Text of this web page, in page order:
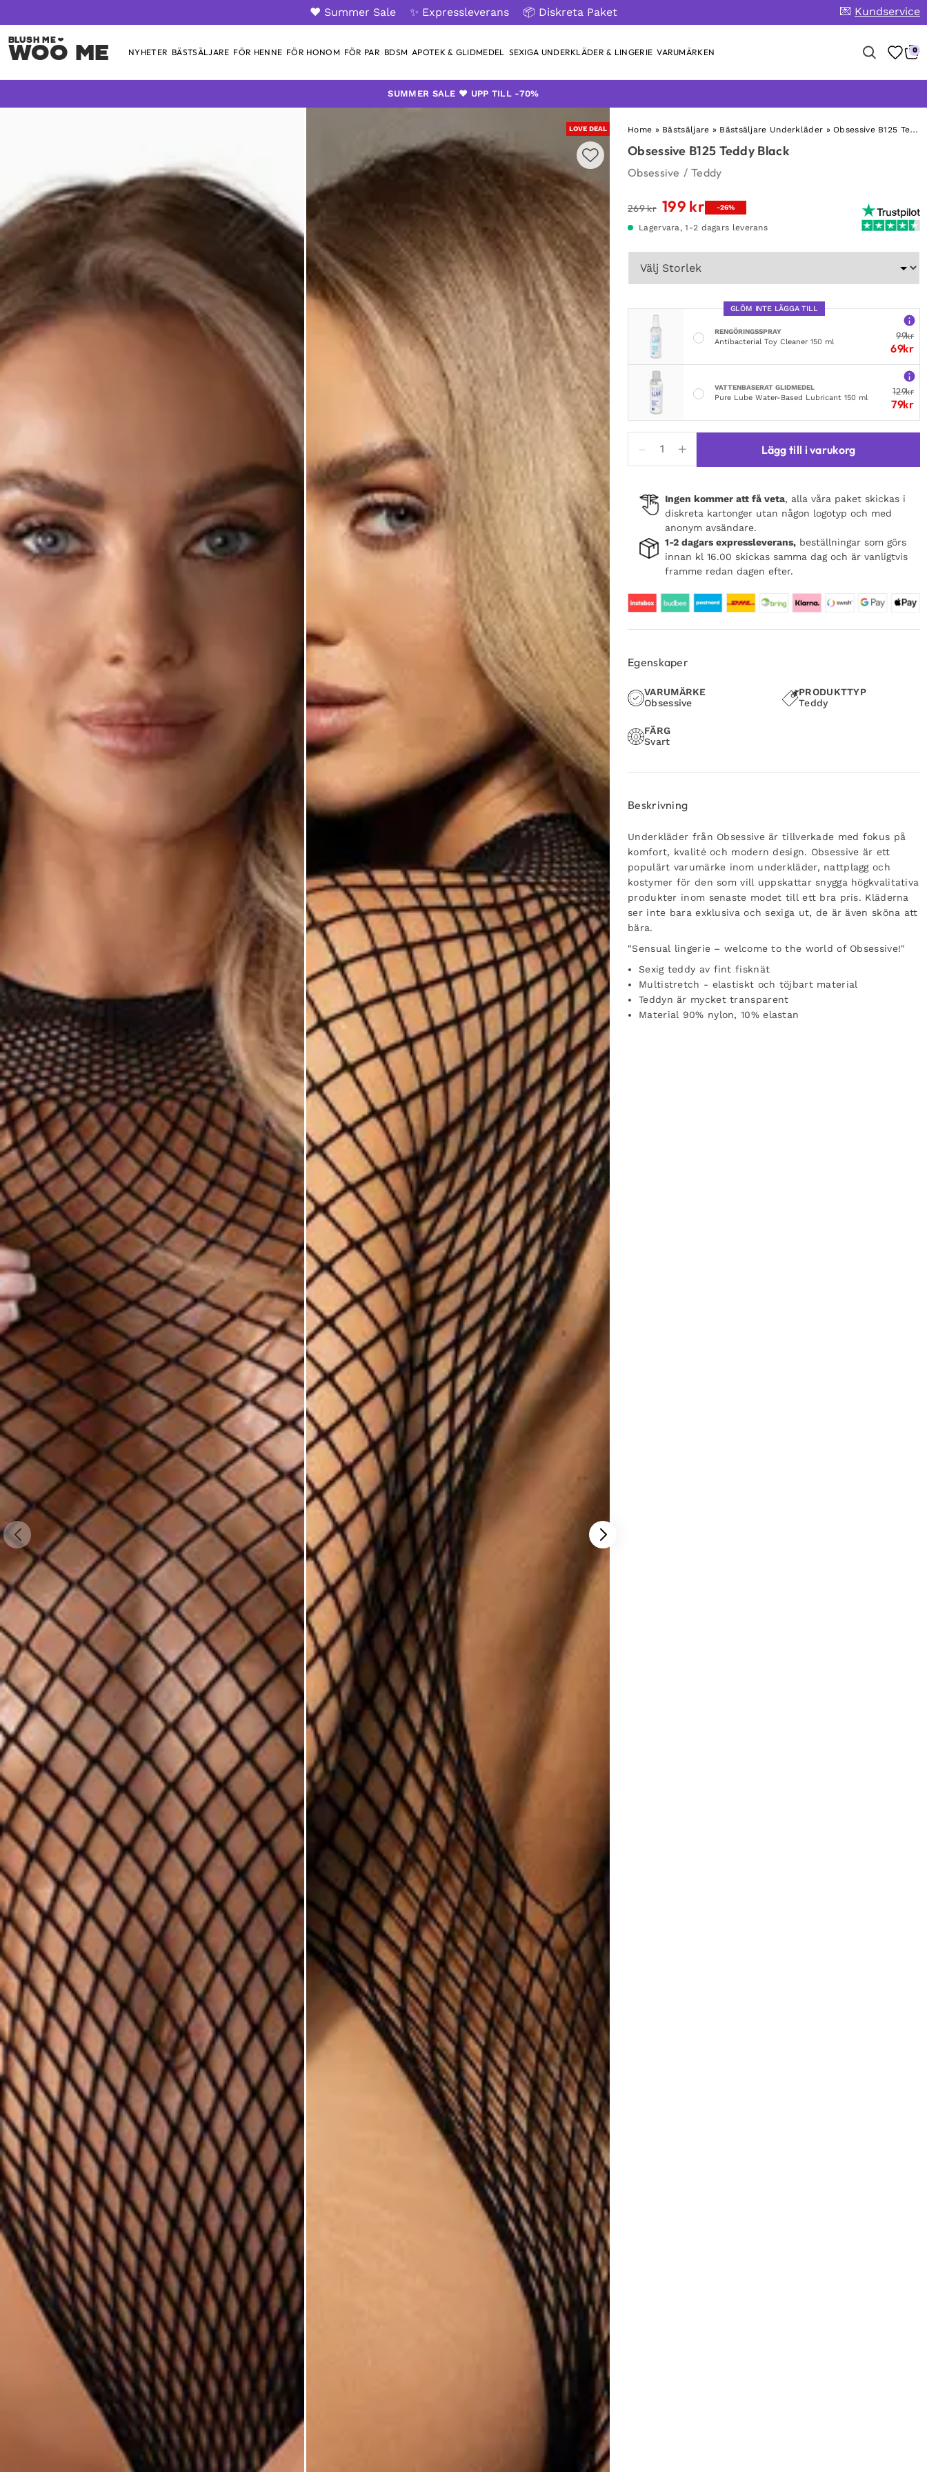
❤️ Summer Sale ✨ Expressleverans 📦 Diskreta Paket 💌 Kundservice
Woo Me NYHETER BÄSTSÄLJARE FÖR HENNE FÖR HONOM FÖR PAR BDSM APOTEK & GLIDMEDEL SEXIGA UNDERKLÄDER & LINGERIE VARUMÄRKEN 0
SUMMER SALE ❤️ UPP TILL -70%
LOVE DEAL Home » Bästsäljare » Bästsäljare Underkläder »Obsessive B125 Teddy Black
Obsessive B125 Teddy Black
Obsessive / Teddy
269kr Det
var:
269 kr.
199 krDet
priset
är:
-26%
Lagervara, 1-2 dagars leverans
GLÖM INTE LÄGGA TILL
RENGÖRINGSSPRAY
Antibacterial Toy Cleaner 150 ml
99kr
69kr
VATTENBASERAT GLIDMEDEL
Pure Lube Water-Based Lubricant 150 ml
129kr
79kr
B125
mängd
Lägg till i varukorg
Ingen kommer att få veta, alla våra paket skickas i
diskreta kartonger utan någon logotyp och med
anonym avsändare.
1-2 dagars expressleverans, beställningar som görs
innan kl 16.00 skickas samma dag och är vanligtvis
framme redan dagen efter.
Egenskaper
VARUMÄRKE
Obsessive
PRODUKTTYP
Teddy
FÄRG
Svart
Beskrivning
Underkläder från Obsessive är tillverkade med fokus på
komfort, kvalité och modern design. Obsessive är ett
populärt varumärke inom underkläder, nattplagg och
kostymer för den som vill uppskattar snygga högkvalitativa
produkter inom senaste modet till ett bra pris. Kläderna
ser inte bara exklusiva och sexiga ut, de är även sköna att
bära.
"Sensual lingerie – welcome to the world of Obsessive!"
Sexig teddy av fint fisknät
Multistretch - elastiskt och töjbart material
Teddyn är mycket transparent
Material 90% nylon, 10% elastan